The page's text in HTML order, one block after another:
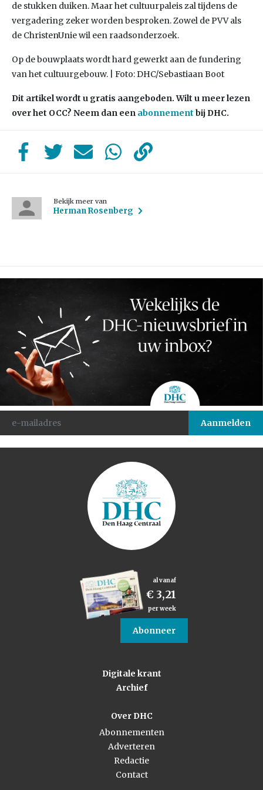
de stukken duiken. Maar het cultuurpaleis zal tijdens de
vergadering zeker worden besproken. Zowel de PVV als
de ChristenUnie wil een raadsonderzoek.
Op de bouwplaats wordt hard gewerkt aan de fundering
van het cultuurgebouw. | Foto: DHC/Sebastiaan Boot
Dit artikel wordt u gratis aangeboden. Wilt u meer lezen
over het OCC? Neem dan een abonnement bij DHC.
Bekijk meer van
Herman Rosenberg
al vanaf
€ 3,21
per week
Abonneer
Digitale krant
Archief
Over DHC
Abonnementen
Adverteren
Redactie
Contact